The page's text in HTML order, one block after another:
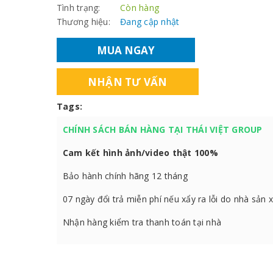
Tình trạng:
Còn hàng
Thương hiệu:
Đang cập nhật
MUA NGAY
NHẬN TƯ VẤN
Tags:
CHÍNH SÁCH BÁN HÀNG TẠI THÁI VIỆT GROUP
Cam kết hình ảnh/video thật 100%
Bảo hành chính hãng 12 tháng
07 ngày đổi trả miễn phí nếu xẩy ra lỗi do nhà sản
Nhận hàng kiểm tra thanh toán tại nhà